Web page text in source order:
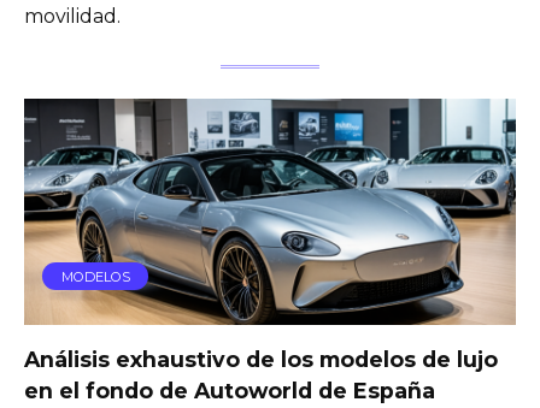
movilidad.
MODELOS
Análisis exhaustivo de los modelos de lujo
en el fondo de Autoworld de España